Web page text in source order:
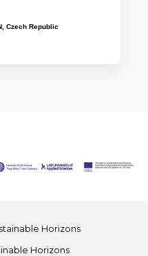
Czech Republic
Horizons
Horizons